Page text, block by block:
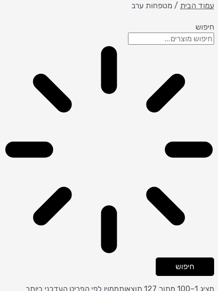
עמוד הבית / מטפחות ערב
חיפוש
חיפוש
מציג 1–100 מתוך 127 תוצאות ממוין לפי הפריט העדכני ביותר